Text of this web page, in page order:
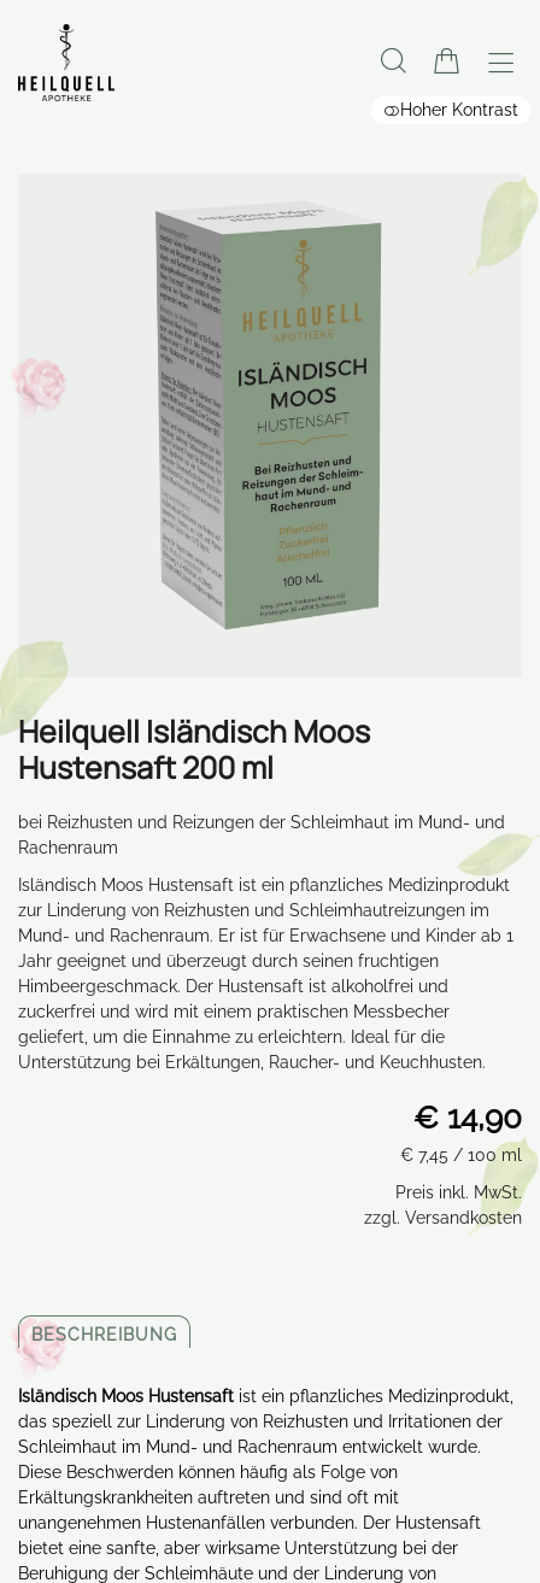
Hoher Kontrast
Heilquell Isländisch Moos
Hustensaft 200 ml
bei Reizhusten und Reizungen der Schleimhaut im Mund- und
Rachenraum
Isländisch Moos Hustensaft ist ein pflanzliches Medizinprodukt
zur Linderung von Reizhusten und Schleimhautreizungen im
Mund- und Rachenraum. Er ist für Erwachsene und Kinder ab 1
Jahr geeignet und überzeugt durch seinen fruchtigen
Himbeergeschmack. Der Hustensaft ist alkoholfrei und
zuckerfrei und wird mit einem praktischen Messbecher
geliefert, um die Einnahme zu erleichtern. Ideal für die
Unterstützung bei Erkältungen, Raucher- und Keuchhusten.
€ 14,90
€ 7,45 / 100 ml
Preis inkl. MwSt.
zzgl. Versandkosten
BESCHREIBUNG
Isländisch Moos Hustensaft ist ein pflanzliches Medizinprodukt,
das speziell zur Linderung von Reizhusten und Irritationen der
Schleimhaut im Mund- und Rachenraum entwickelt wurde.
Diese Beschwerden können häufig als Folge von
Erkältungskrankheiten auftreten und sind oft mit
unangenehmen Hustenanfällen verbunden. Der Hustensaft
bietet eine sanfte, aber wirksame Unterstützung bei der
Beruhigung der Schleimhäute und der Linderung von